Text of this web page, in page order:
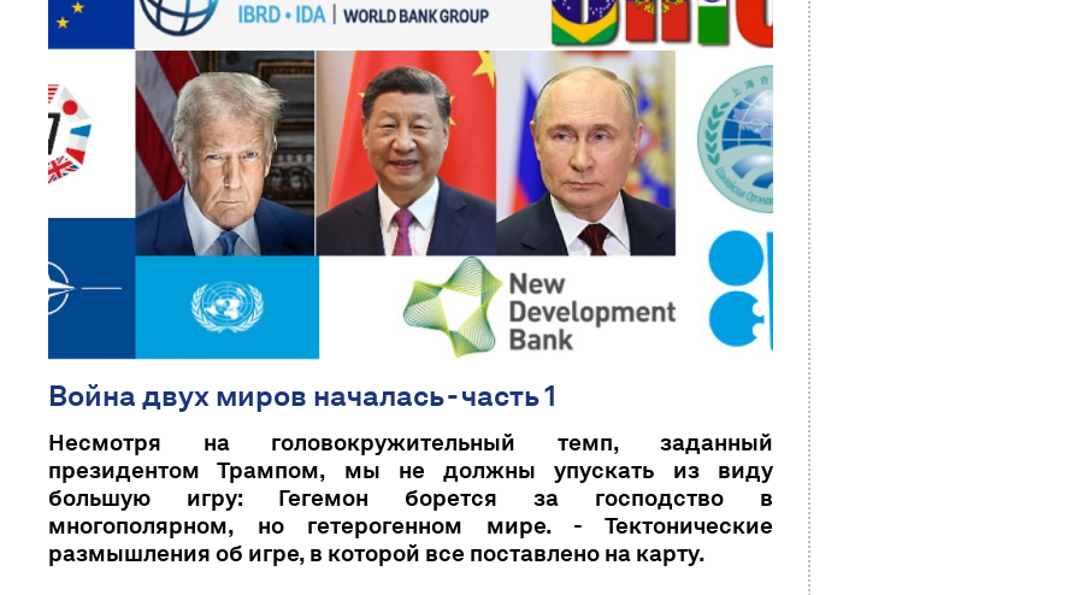
Война двух миров началась - часть 1
Несмотря на головокружительный темп, заданный
президентом Трампом, мы не должны упускать из виду
большую игру: Гегемон борется за господство в
многополярном, но гетерогенном мире. - Тектонические
размышления об игре, в которой все поставлено на карту.